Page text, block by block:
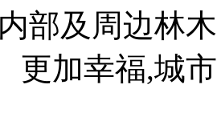
部及周边林
更加幸福,城